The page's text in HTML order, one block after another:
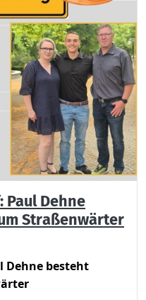
Paul Dehne
Straßenwärter
Dehne besteht